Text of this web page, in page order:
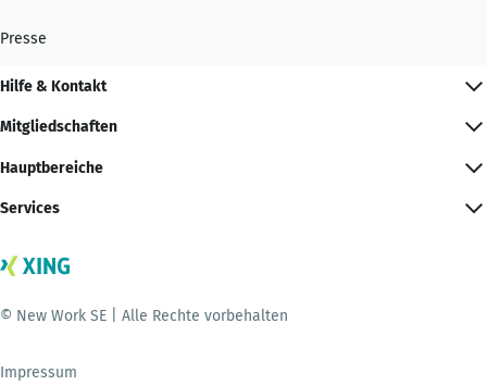
Presse
Hilfe & Kontakt
Mitgliedschaften
Hauptbereiche
Services
© New Work SE | Alle Rechte vorbehalten
Impressum